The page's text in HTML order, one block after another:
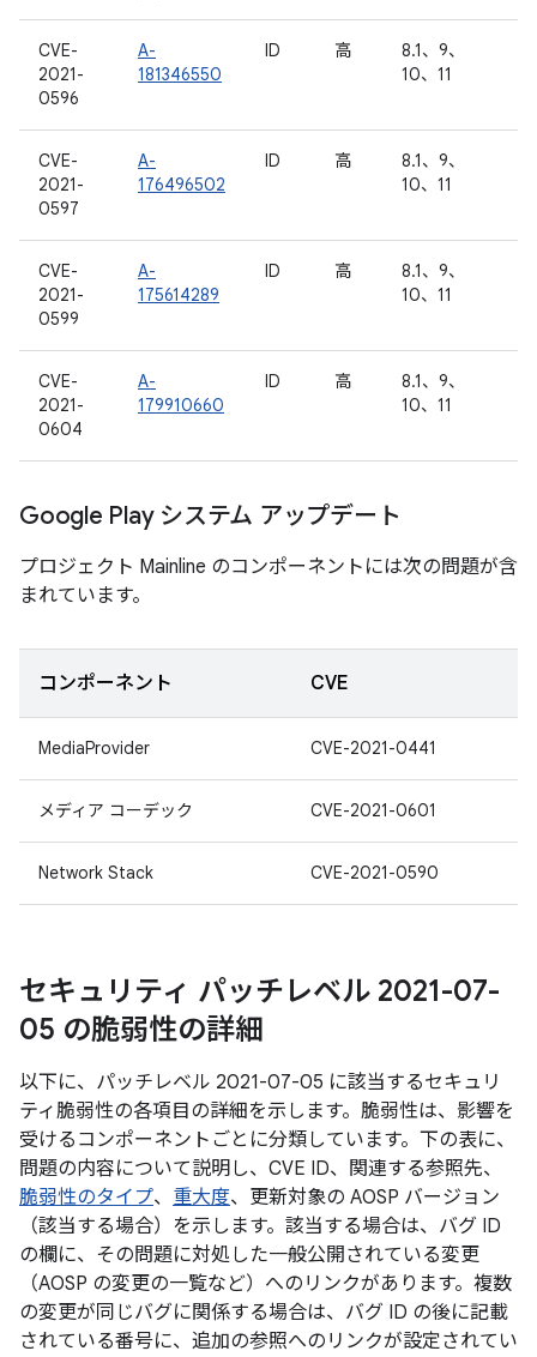
CVE-
2021-
0596
A-
181346550
ID 高
8.1、9、
10、11
CVE-
2021-
0597
A-
176496502
ID 高
8.1、9、
10、11
CVE-
2021-
0599
A-
175614289
ID 高
8.1、9、
10、11
CVE-
2021-
0604
A-
179910660
ID 高
8.1、9、
10、11
Google Play システム アップデート
プロジェクト Mainline のコンポーネントには次の問題が含
まれています。
コンポーネント CVE
MediaProvider CVE-2021-0441
メディア コーデック CVE-2021-0601
Network Stack CVE-2021-0590
セキュリティ パッチレベル 2021-07-
05 の脆弱性の詳細
以下に、パッチレベル 2021-07-05 に該当するセキュリ
ティ脆弱性の各項目の詳細を示します。脆弱性は、影響を
受けるコンポーネントごとに分類しています。下の表に、
問題の内容について説明し、CVE ID、関連する参照先、
脆弱性のタイプ、 重大度、更新対象の AOSP バージョン
（該当する場合）を示します。該当する場合は、バグ ID
の欄に、その問題に対処した一般公開されている変更
（AOSP の変更の一覧など）へのリンクがあります。複数
の変更が同じバグに関係する場合は、バグ ID の後に記載
されている番号に、追加の参照へのリンクが設定されてい